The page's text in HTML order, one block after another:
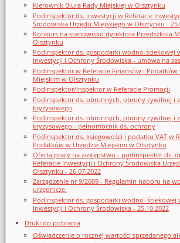
Kierownik Biura Rady Miejskiej w Olsztynku
Podinspektor ds. inwestycji w Referacie
Środowiska Urzędu Miejskiego w Olsztynku -
Konkurs na stanowisko dyrektora Przedszkola
Olsztynku
Podinspektor ds. gospodarki wodno-ściekowej
Inwestycji i Ochrony Środowiska - umowa na
Podinspektor w Referacie Finansów i Podatków
Miejskim w Olsztynku
Podinspektor/inspektor w Referacie Promocji
Podinspektor ds. obronnych, obrony cywilnej i
kryzysowego
Podinspektor ds. obronnych, obrony cywilnej i
kryzysowego - pełnomocnik ds. ochrony
Podinspektor ds. księgowości i podatku VAT w
Podatków w Urzędzie Miejskim w Olsztynku
Oferta pracy na zastępstwo - podinspektor ds.
Referacie Inwestycji i Ochrony Środowiska
Olsztynku - 26.07.2022
Zarządzenie nr 9/2009 - Regulamin naboru na
urzędnicze.
Podinspektor ds. gospodarki wodno–ściekowej
Inwestycji i Ochrony Środowiska - 25.10.2022
Druki do pobrania
Oświadczenie o rocznej wartości sprzedanego